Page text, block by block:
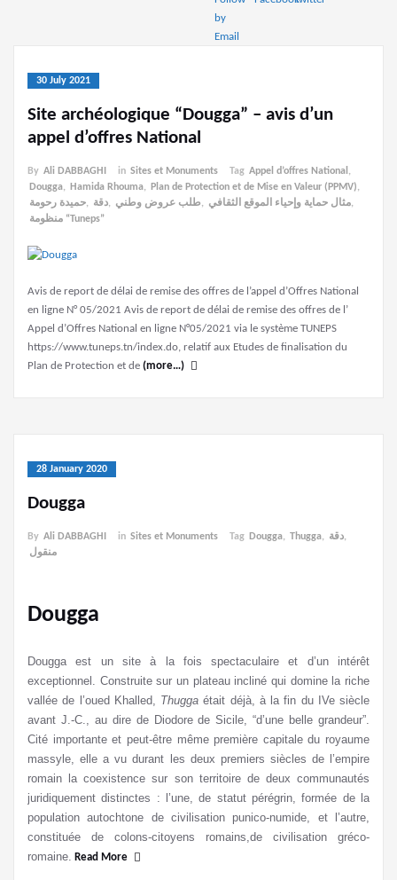
30 July 2021
Site archéologique “Dougga” – avis d’un
appel d’offres National
By Ali DABBAGHI in Sites et Monuments Tag Appel d’offres National ,
Dougga, Hamida Rhouma, Plan de Protection et de Mise en Valeur (PPMV),
حميدة رحومة, دقة, طلب عروض وطني, مثال حماية وإحياء الموقع الثقافي,
منظومة “Tuneps”
Avis de report de délai de remise des offres de l’appel d’Offres National
en ligne N° 05/2021 Avis de report de délai de remise des offres de l’
Appel d’Offres National en ligne N°05/2021 via le système TUNEPS
https://www.tuneps.tn/index.do, relatif aux Etudes de finalisation du
Plan de Protection et de (more…)
28 January 2020
Dougga
By Ali DABBAGHI in Sites et Monuments Tag Dougga, Thugga, دقة,
منقول
Dougga
Dougga est un site à la fois spectaculaire et d’un intérêt
exceptionnel. Construite sur un plateau incliné qui domine la riche
vallée de l’oued Khalled, Thugga était déjà, à la fin du IVe siècle
avant J.-C., au dire de Diodore de Sicile, “d’une belle grandeur”.
Cité importante et peut-être même première capitale du royaume
massyle, elle a vu durant les deux premiers siècles de l’empire
romain la coexistence sur son territoire de deux communautés
juridiquement distinctes : l’une, de statut pérégrin, formée de la
population autochtone de civilisation punico-numide, et l’autre,
constituée de colons-citoyens romains,de civilisation gréco-
romaine. Read More